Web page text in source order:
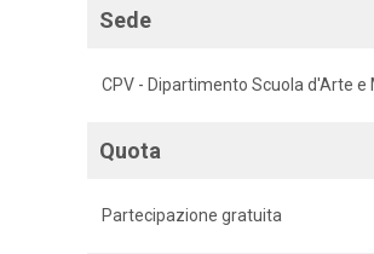
Sede
CPV - Dipartimento Scuola d'Arte e
Quota
Partecipazione gratuita